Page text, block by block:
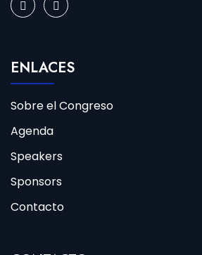
ENLACES
Sobre el Congreso
Agenda
Speakers
Sponsors
Contacto